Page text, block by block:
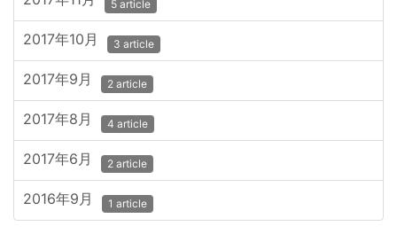
5 article
2017年10月 3 article
2017年9月 2 article
2017年8月 4 article
2017年6月 2 article
2016年9月 1 article